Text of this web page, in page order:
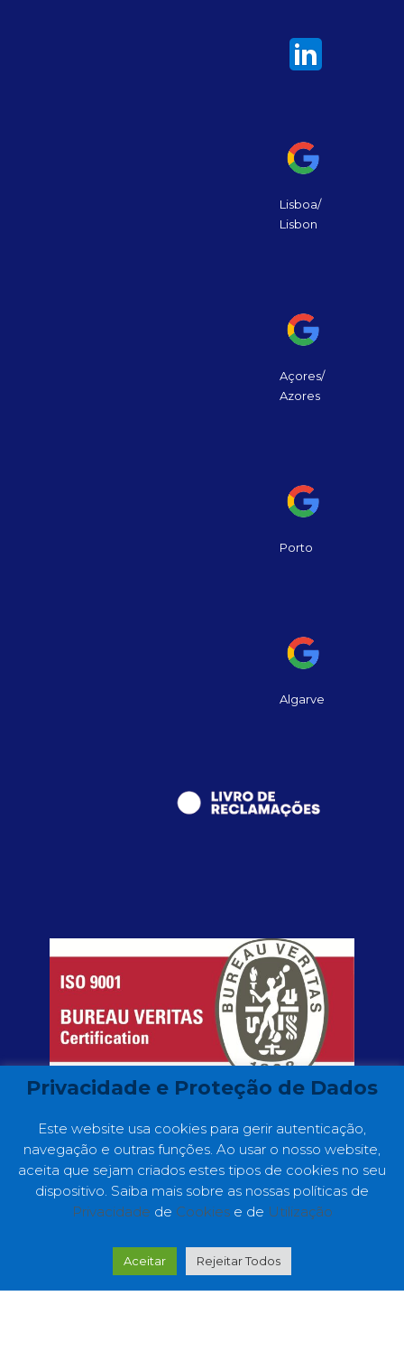
Lisboa/
Lisbon
Açores/
Azores
Porto
Algarve
Development by
Making Digital Simple
Privacidade e Proteção de Dados
Este website usa cookies para gerir autenticação,
navegação e outras funções. Ao usar o nosso website,
aceita que sejam criados estes tipos de cookies no seu
dispositivo. Saiba mais sobre as nossas políticas de
Privacidade de Cookies e de Utilização
Aceitar Rejeitar Todos